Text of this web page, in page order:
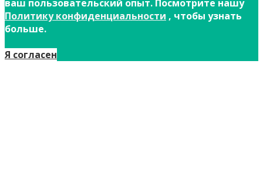
ваш пользовательский опыт. Посмотрите нашу
Политику конфиденциальности , чтобы узнать
больше.
Я согласен